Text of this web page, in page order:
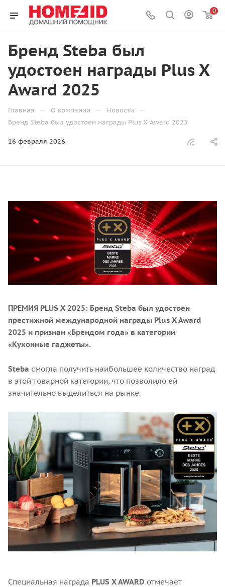
0
Бренд Steba был
удостоен награды Plus X
Award 2025
Главная — О компании — Новости —
Бренд Steba был удостоен награды Plus X Award 2025
16 февраля 2026
ПРЕМИЯ PLUS X 2025: Бренд Steba был удостоен
престижной международной награды Plus X Award
2025 и признан «Брендом года» в категории
«Кухонные гаджеты».
Steba смогла получить наибольшее количество наград
в этой товарной категории, что позволило ей
значительно выделиться на рынке.
Специальная награда PLUS X AWARD отмечает